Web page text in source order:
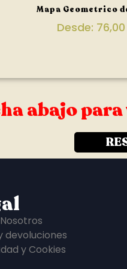
Mapa Geometrico
Desde: 76,00
abajo
devoluciones
y Cookies